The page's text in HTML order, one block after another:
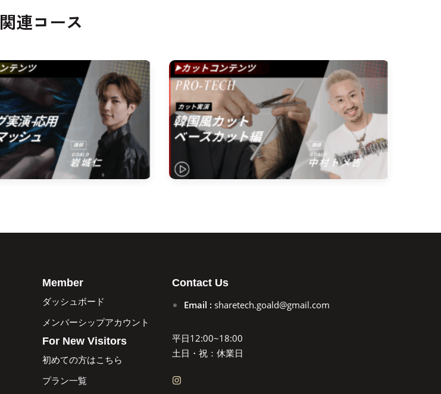
関連コース
Member
ダッシュボード
メンバーシップアカウント
For New Visitors
初めての方はこちら
プラン一覧
Contact Us
Email : sharetech.goald@gmail.com
平日12:00~18:00
土日・祝：休業日